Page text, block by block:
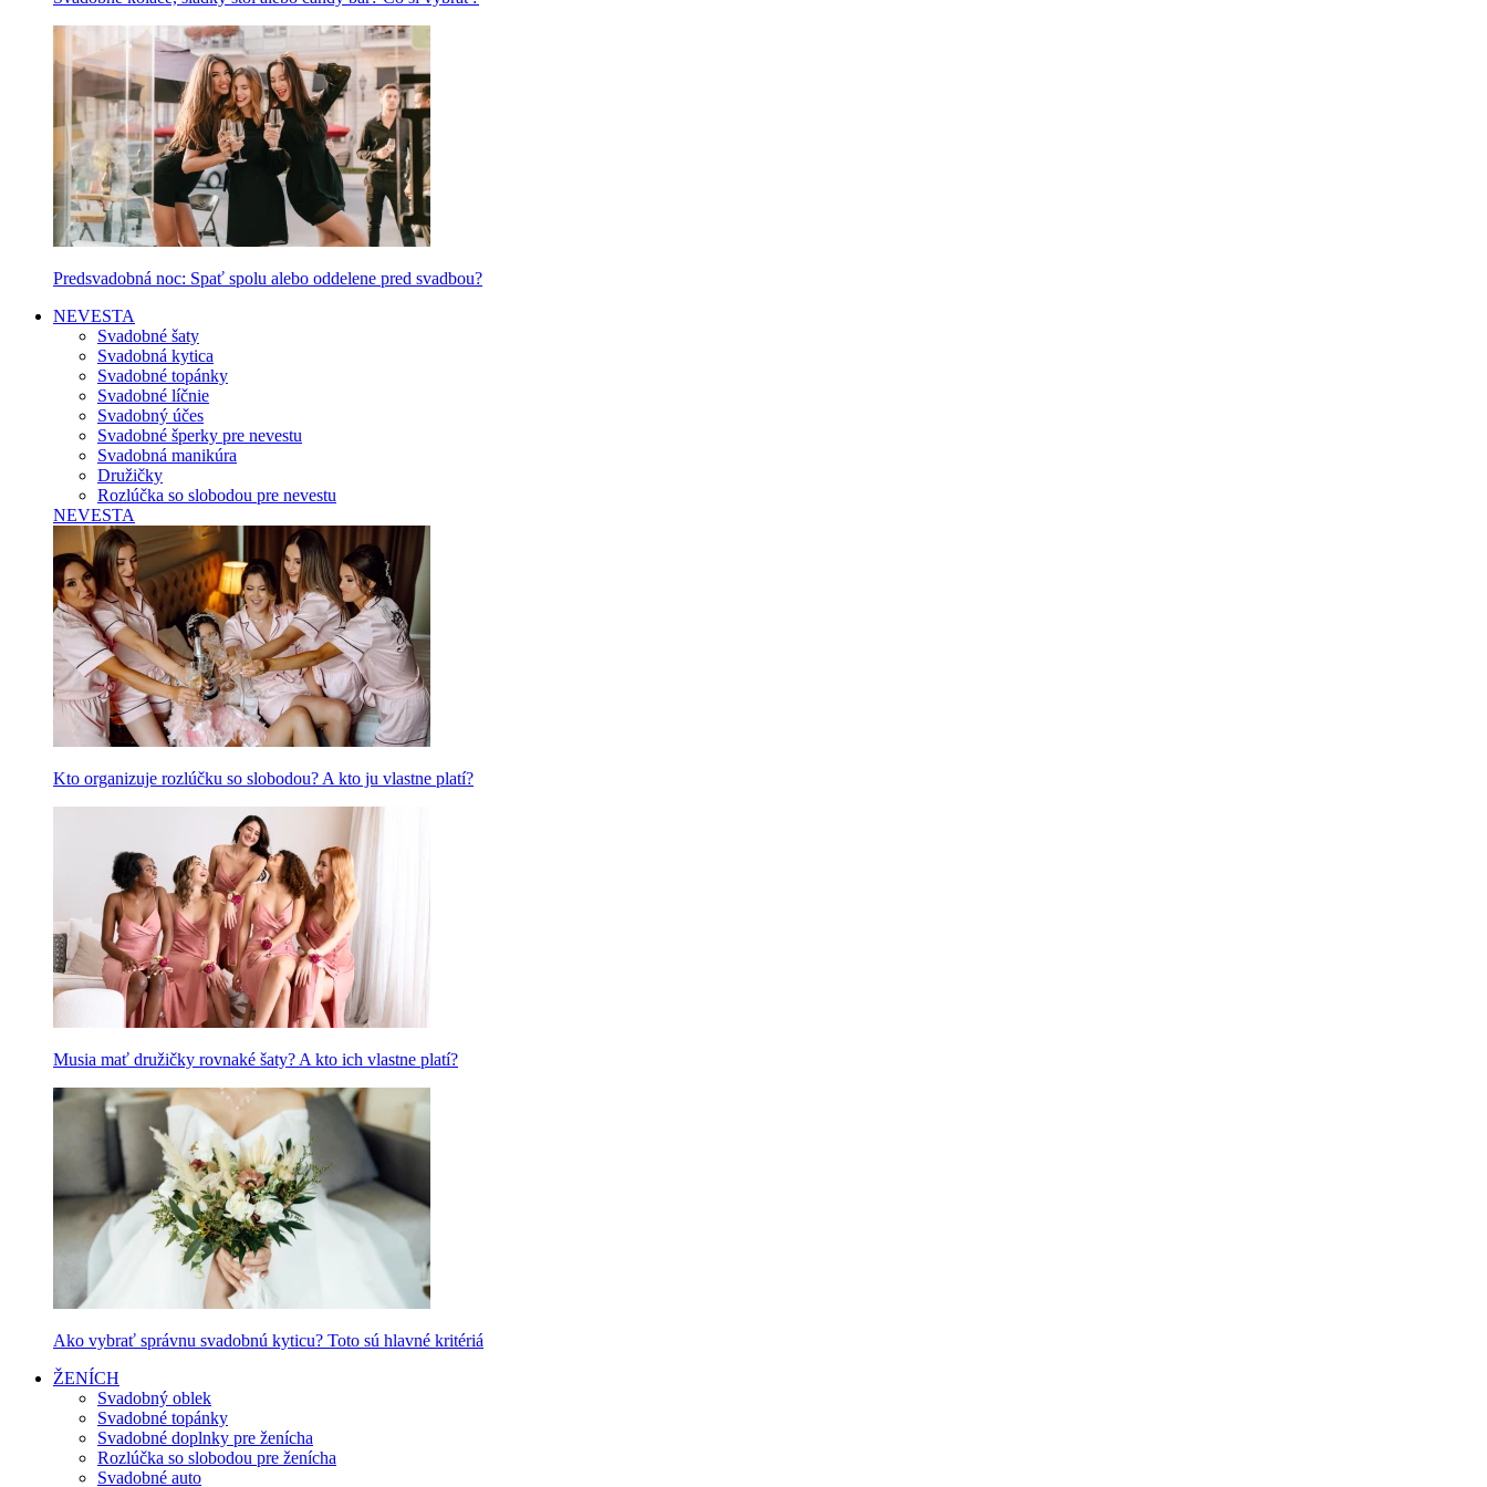
Predsvadobná noc: Spať spolu alebo oddelene pred svadbou?
NEVESTA
Svadobné šaty
Svadobná kytica
Svadobné topánky
Svadobné líčnie
Svadobný účes
Svadobné šperky pre nevestu
Svadobná manikúra
Družičky
Rozlúčka so slobodou pre nevestu
NEVESTA
Kto organizuje rozlúčku so slobodou? A kto ju vlastne platí?
Musia mať družičky rovnaké šaty? A kto ich vlastne platí?
Ako vybrať správnu svadobnú kyticu? Toto sú hlavné kritériá
ŽENÍCH
Svadobný oblek
Svadobné topánky
Svadobné doplnky pre ženícha
Rozlúčka so slobodou pre ženícha
Svadobné auto